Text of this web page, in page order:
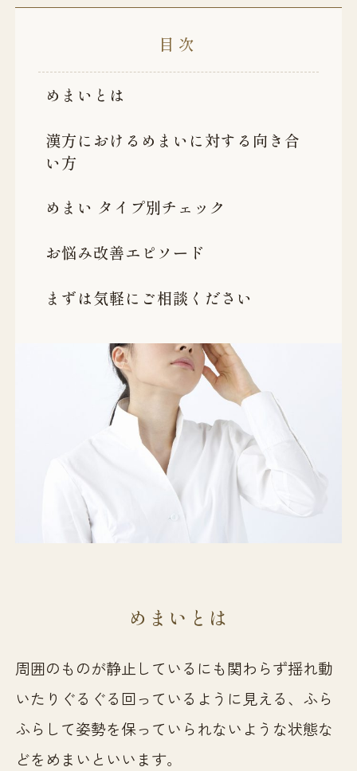
目次
めまいとは
漢方におけるめまいに対する向き合
い方
めまい タイプ別チェック
お悩み改善エピソード
まずは気軽にご相談ください
めまいとは
周囲のものが静止しているにも関わらず揺れ動
いたりぐるぐる回っているように見える、ふら
ふらして姿勢を保っていられないような状態な
どをめまいといいます。